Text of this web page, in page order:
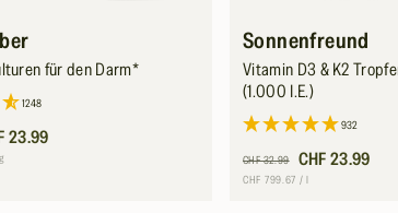
für den Darm*
1248
23.99
Sonnenfreund
Vitamin D3 & K2
(1.000 I.E.)
932
Normaler
Preis
CHF 32.99
VerkaufspreisCHF 23.99
Grundpreis
CHF 799.67 / pro
l